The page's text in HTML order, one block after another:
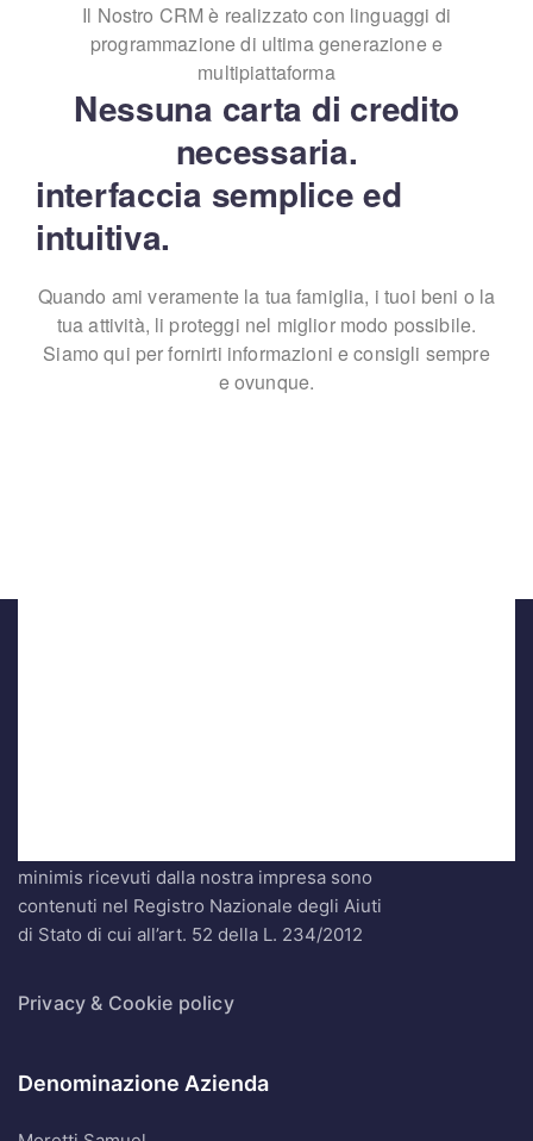
Il Nostro CRM è realizzato con linguaggi di
programmazione di ultima generazione e
multipiattaforma
Nessuna carta di credito
necessaria.
interfaccia semplice ed
intuitiva.
Quando ami veramente la tua famiglia, i tuoi beni o la
tua attività, li proteggi nel migliormodo possibile.
Siamo qui per fornirti informazioni e consigli sempre
e ovunque.
minimis ricevuti dalla nostra impresa sono
contenuti nel Registro Nazionale degli Aiuti
di Stato di cui all’art. 52 della L. 234/2012
Privacy & Cookie policy
Denominazione Azienda